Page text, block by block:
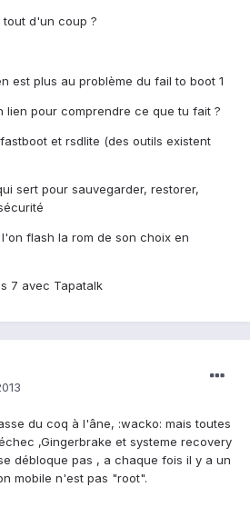
d'un coup ?
est plus au problème du fail to boot 1
lien pour comprendre ce que tu fait ?
et rsdlite (des outils existent
sert pour sauvegarder, restorer,
flash la rom de son choix en
7 avec Tapatalk
du coq à l'âne, :wacko: mais toutes
,Gingerbrake et systeme recovery
débloque pas , a chaque fois il y a un
mobile n'est pas "root".